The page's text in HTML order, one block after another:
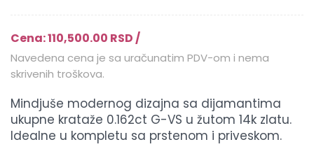
Cena: 110,500.00 RSD /
Navedena cena je sa uračunatim PDV-om i nema
skrivenih troškova.
Mindjuše modernog dizajna sa dijamantima
ukupne krataže 0.162ct G-VS u žutom 14k zlatu.
Idealne u kompletu sa prstenom i priveskom.